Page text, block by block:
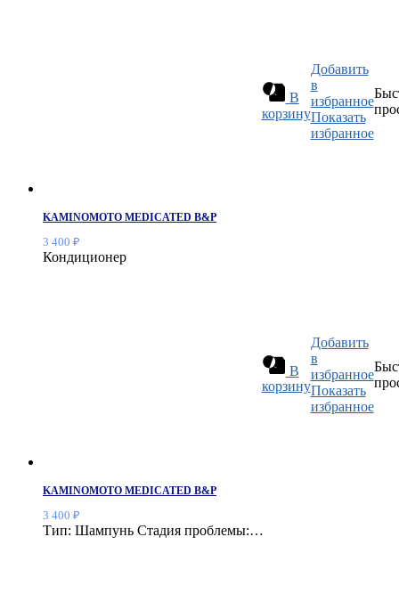
В
корзину
Добавить
в
избранное
Показать
избранное
KAMINOMOTO MEDICATED B&P
3 400 ₽
Кондиционер
В
корзину
Добавить
в
избранное
Показать
избранное
KAMINOMOTO MEDICATED B&P
3 400 ₽
Тип: Шампунь Стадия проблемы:…